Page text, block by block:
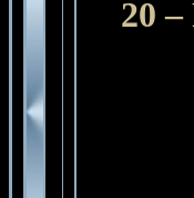
20